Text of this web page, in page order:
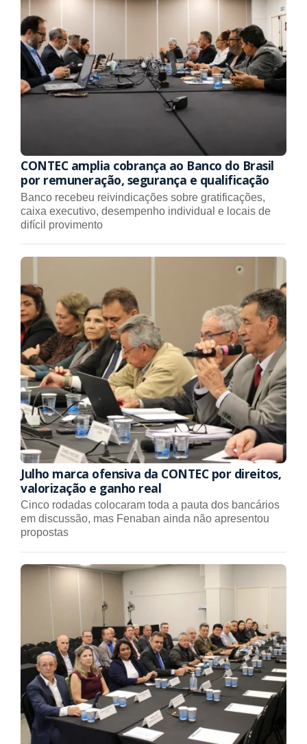
CONTEC amplia cobrança ao Banco do Brasil
por remuneração, segurança e qualificação
Banco recebeu reivindicações sobre gratificações,
caixa executivo, desempenho individual e locais de
difícil provimento
Julho marca ofensiva da CONTEC por direitos,
valorização e ganho real
Cinco rodadas colocaram toda a pauta dos bancários
em discussão, mas Fenaban ainda não apresentou
propostas